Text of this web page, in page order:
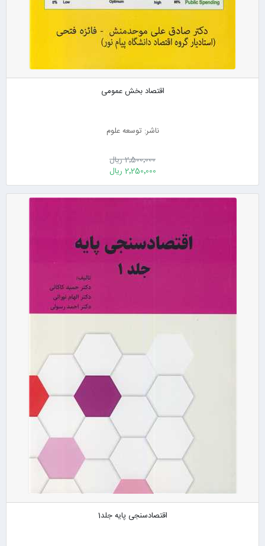
اقتصاد بخش عمومی
ناشر: توسعه علوم
2٬500٬000 ریال
2٬250٬000 ریال
اقتصادسنجی پایه جلد1